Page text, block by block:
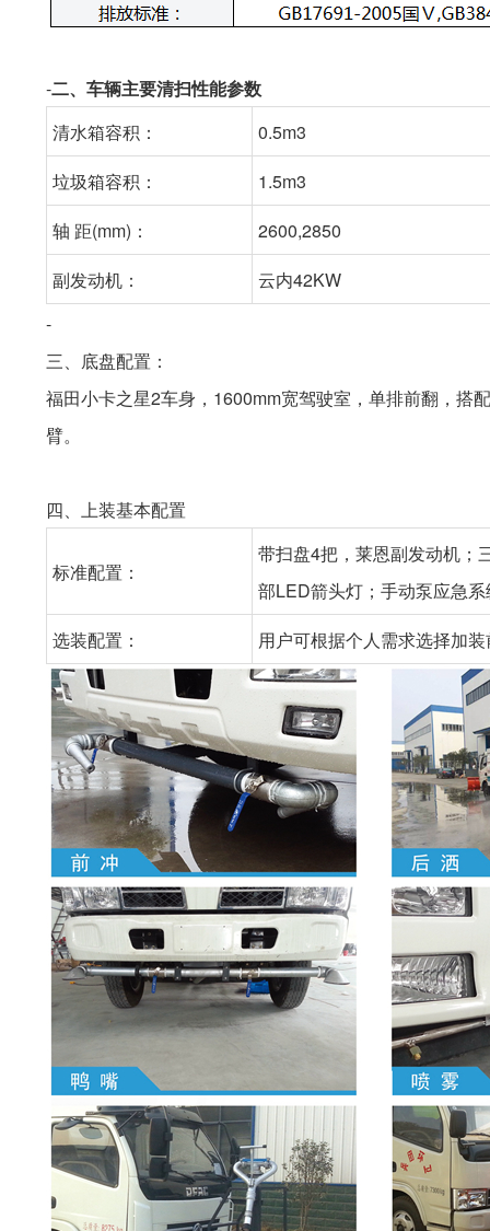
-二、车辆主要清扫性能参数
清水箱容积：
0.5m3
垃圾箱容积：
1.5m3
轴 距(mm)：
2600,2850
副发动机：
云内42KW
-
三、底盘配置：
福田小卡之星2车身，1600mm宽驾驶室，单排前翻，搭
臂。
四、上装基本配置
标准配置：
带扫盘4把，莱恩副发动机；
部LED箭头灯；手动泵应急
选装配置：
用户可根据个人需求选择加